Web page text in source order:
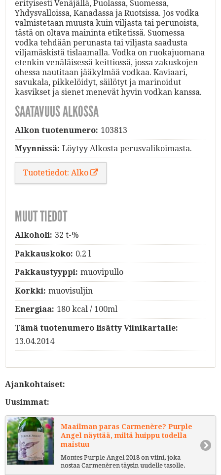
erityisesti Venäjällä, Puolassa, Suomessa,
Yhdysvalloissa, Kanadassa ja Ruotsissa. Jos vodka
valmistetaan muusta kuin viljasta tai perunoista,
tästä on oltava maininta etiketissä. Suomessa
vodka tehdään perunasta tai viljasta saadusta
viljamäskistä tislaamalla. Vodka on ruokajuomana
etenkin venäläisessä keittiossä, jossa zakuskojen
ohessa nautitaan jääkylmää vodkaa. Kaviaari,
savukala, pikkelöidyt, säilötyt ja marinoidut
kasvikset ja sienet menevät hyvin vodkan kanssa.
SAATAVUUS ALKOSSA
Alkon tuotenumero: 103813
Myynnissä: Löytyy Alkosta perusvalikoimasta.
Tuotetiedot: Alko
MUUT TIEDOT
Alkoholi: 32 t-%
Pakkauskoko: 0.2 l
Pakkaustyyppi: muovipullo
Korkki: muovisuljin
Energiaa: 180 kcal / 100ml
Tämä tuotenumero lisätty Viinikartalle:
13.04.2014
Ajankohtaiset:
Uusimmat:
Maailman paras Carmenère? Purple
Angel näyttää, miltä huippu todella
maistuu
Montes Purple Angel 2018 on viini, joka
nostaa Carmenèren täysin uudelle tasolle.